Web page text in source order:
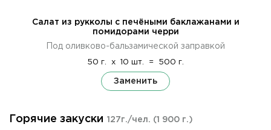
Салат из рукколы с печёными баклажанами и
помидорами черри
Под оливково-бальзамической заправкой
50 г. x 10 шт. = 500 г.
Заменить
Горячие закуски 127г./чел. (1 900 г.)